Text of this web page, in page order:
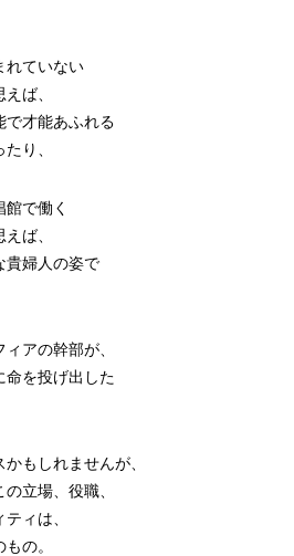
れていない
ば、
で才能あふれる
り、
で働く
ば、
貴婦人の姿で
アの幹部が、
命を投げ出した
もしれませんが、
立場、役職、
ィは、
の。